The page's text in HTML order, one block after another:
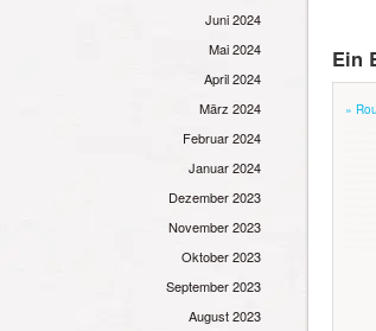
Juni 2024
Mai 2024
April 2024
März 2024
Februar 2024
Januar 2024
Dezember 2023
November 2023
Oktober 2023
September 2023
August 2023
Ein
»